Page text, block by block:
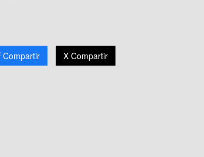
Compartir X Compartir